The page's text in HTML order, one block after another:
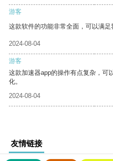
游客
这款软件的功能非常全面，可以满足
2024-08-04
游客
这款加速器app的操作有点复杂，可
化。
2024-08-04
友情链接